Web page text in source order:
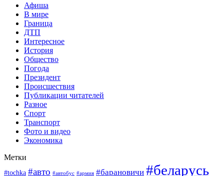
Афиша
В мире
Граница
ДТП
Интересное
История
Общество
Погода
Президент
Происшествия
Публикации читателей
Разное
Спорт
Транспорт
Фото и видео
Экономика
Метки
#tochka #авто #автобус #армия #барановичи #беларусь